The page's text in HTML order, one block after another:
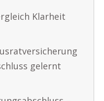
Klarheit
gelernt